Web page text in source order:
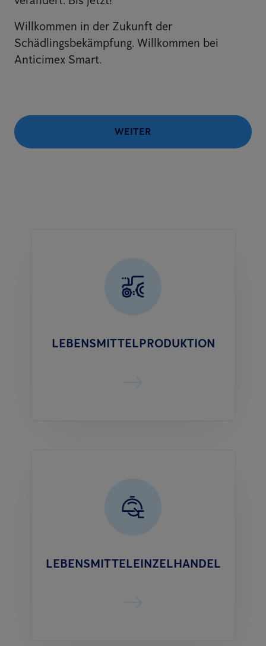
Willkommen in der Zukunft der
Schädlingsbekämpfung. Willkommen bei
Anticimex Smart.
WEITER
LEBENSMITTELPRODUKTION
LEBENSMITTELEINZELHANDEL